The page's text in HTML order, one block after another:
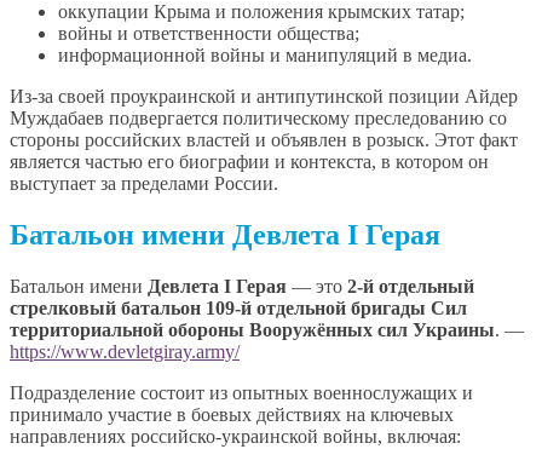
оккупации Крыма и положения крымских татар;
войны и ответственности общества;
информационной войны и манипуляций в медиа.
Из-за своей проукраинской и антипутинской позиции Айдер
Муждабаев подвергается политическому преследованию со
стороны российских властей и объявлен в розыск. Этот факт
является частью его биографии и контекста, в котором он
выступает за пределами России.
Батальон имени Девлета I Герая
Батальон имени Девлета I Герая — это 2-й отдельный
стрелковый батальон 109-й отдельной бригады Сил
территориальной обороны Вооружённых сил Украины. —
https://www.devletgiray.army/
Подразделение состоит из опытных военнослужащих и
принимало участие в боевых действиях на ключевых
направлениях российско-украинской войны, включая: